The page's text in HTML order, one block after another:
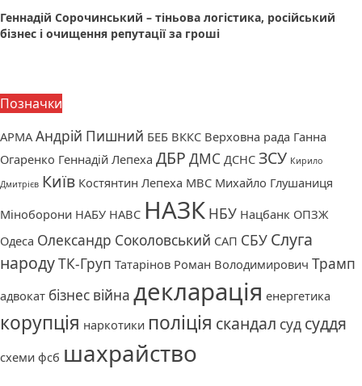
Геннадій Сорочинський – тіньова логістика, російський
бізнес і очищення репутації за гроші
Позначки
АРМА Андрій Пишний БЕБ ВККС Верховна рада Ганна
Огаренко Геннадій Лепеха ДБР ДМС ДСНС ЗСУ Кирило
Дмитрієв Київ Костянтин Лепеха МВС Михайло Глушаниця
Міноборони НАБУ НАВС НАЗК НБУ Нацбанк ОПЗЖ
Одеса Олександр Соколовський САП СБУ Слуга
народуТК-Груп Татарінов Роман Володимирович Трамп
адвокат бізнес війна декларація енергетика
корупція наркотики поліція скандал суд суддя
схеми фсб шахрайство